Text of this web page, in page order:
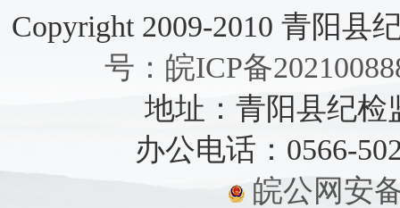
Copyright 2009-2010 青阳县
号：皖ICP备
地址：青阳县纪检
办公电话：0566-
皖公网安